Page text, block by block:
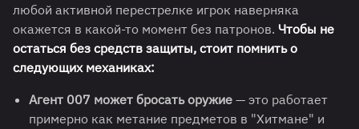
любой активной перестрелке игрок наверняка
окажется в какой-то момент без патронов. Чтобы не
остаться без средств защиты, стоит помнить о
следующих механиках:
Агент 007 может бросать оружие — это работает
примерно как метание предметов в "Хитмане" и